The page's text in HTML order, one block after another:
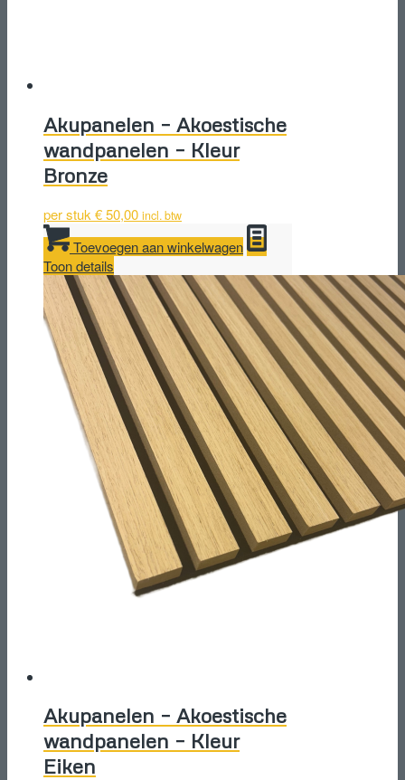
Akupanelen – Akoestische
wandpanelen – Kleur
Bronze
per stuk €50,00 incl. btw
Toevoegen aan winkelwagen
Toon details
Akupanelen – Akoestische
wandpanelen – Kleur
Eiken